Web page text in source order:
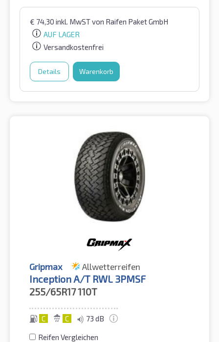
€ 74,30 inkl. MwSTvon Raifen Paket GmbH
AUF LAGER
Versandkostenfrei
Details Warenkorb
Gripmax Allwetterreifen
Inception A/T RWL 3PMSF
255/65R17110T
C C 73 dB
Reifen Vergleichen